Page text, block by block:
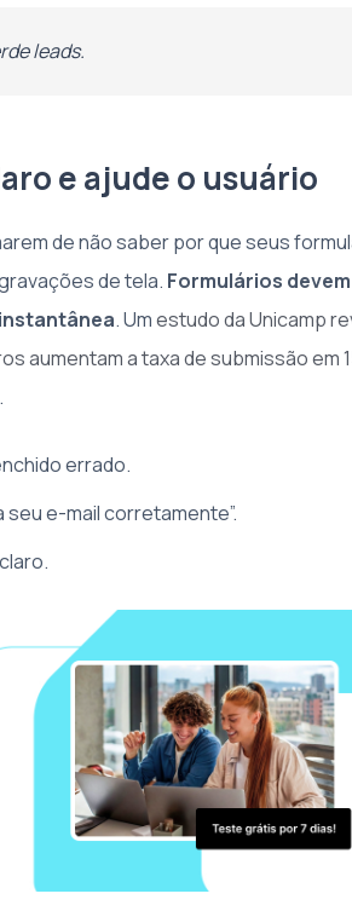
leads.
e ajude o usuário
de não saber por que seus
de tela. Formulários
. Umestudo da Unicamp
aumentam a taxa de submissão em
errado.
e-mail corretamente”.